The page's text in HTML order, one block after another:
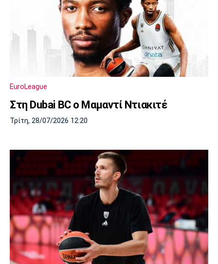
EuroLeague
Στη Dubai BC ο Μαμαντί Ντιακιτέ
Τρίτη, 28/07/2026 12:20